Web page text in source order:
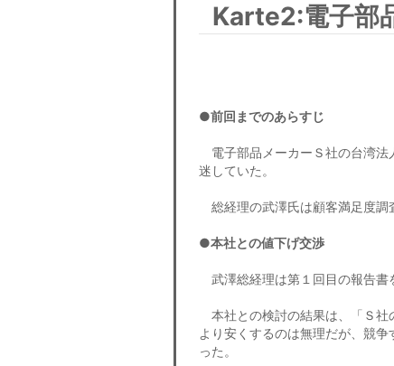
Karte2:電子部
●前回までのあらすじ
電子部品メーカーＳ社の台湾法
迷していた。
総経理の武澤氏は顧客満足度調
●本社との値下げ交渉
武澤総経理は第１回目の報告書
本社との検討の結果は、「Ｓ社
より安くするのは無理だが、競
った。